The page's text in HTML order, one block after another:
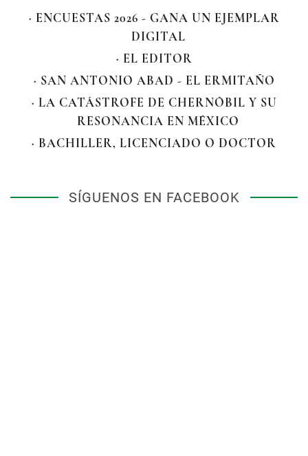
· ENCUESTAS 2026 - GANA UN EJEMPLAR
DIGITAL
· EL EDITOR
· SAN ANTONIO ABAD - EL ERMITAÑO
· LA CATÁSTROFE DE CHERNÓBIL Y SU
RESONANCIA EN MÉXICO
· BACHILLER, LICENCIADO O DOCTOR
SÍGUENOS EN FACEBOOK